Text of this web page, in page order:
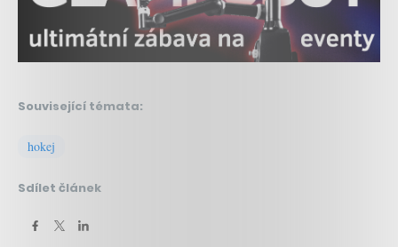
Související témata:
hokej
Sdílet článek